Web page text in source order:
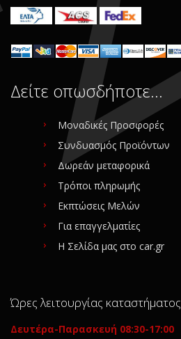
Δείτε οπωσδήποτε…
Μοναδικές Προσφορές
Συνδυασμός Προϊόντων
Δωρεάν μεταφορικά
Τρόποι πληρωμής
Εκπτώσεις Μελών
Για επαγγελματίες
Η Σελίδα μας στο car.gr
Ώρες λειτουργίας καταστήματος
Δευτέρα-Παρασκευή 08:30-17:00